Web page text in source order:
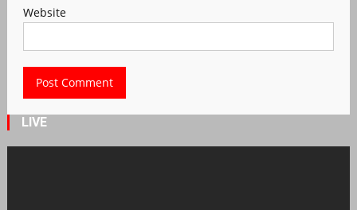
Website
LIVE